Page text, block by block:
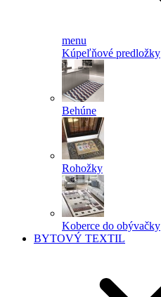
menu
Kúpeľňové predložky
Behúne
Rohožky
Koberce do obývačky
BYTOVÝ TEXTIL